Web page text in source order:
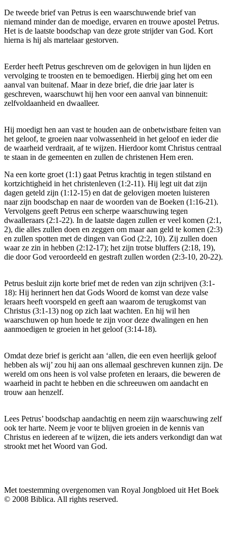
De tweede brief van Petrus is een waarschuwende brief van
niemand minder dan de moedige, ervaren en trouwe apostel Petrus.
Het is de laatste boodschap van deze grote strijder van God. Kort
hierna is hij als martelaar gestorven.
Eerder heeft Petrus geschreven om de gelovigen in hun lijden en
vervolging te troosten en te bemoedigen. Hierbij ging het om een
aanval van buitenaf. Maar in deze brief, die drie jaar later is
geschreven, waarschuwt hij hen voor een aanval van binnenuit:
zelfvoldaanheid en dwaalleer.
Hij moedigt hen aan vast te houden aan de onbetwistbare feiten van
het geloof, te groeien naar volwassenheid in het geloof en ieder die
de waarheid verdraait, af te wijzen. Hierdoor komt Christus centraal
te staan in de gemeenten en zullen de christenen Hem eren.
Na een korte groet (1:1) gaat Petrus krachtig in tegen stilstand en
kortzichtigheid in het christenleven (1:2-11). Hij legt uit dat zijn
dagen geteld zijn (1:12-15) en dat de gelovigen moeten luisteren
naar zijn boodschap en naar de woorden van de Boeken (1:16-21).
Vervolgens geeft Petrus een scherpe waarschuwing tegen
dwaalleraars (2:1-22). In de laatste dagen zullen er veel komen (2:1,
2), die alles zullen doen en zeggen om maar aan geld te komen (2:3)
en zullen spotten met de dingen van God (2:2, 10). Zij zullen doen
waar ze zin in hebben (2:12-17); het zijn trotse bluffers (2:18, 19),
die door God veroordeeld en gestraft zullen worden (2:3-10, 20-22).
Petrus besluit zijn korte brief met de reden van zijn schrijven (3:1-
18): Hij herinnert hen dat Gods Woord de komst van deze valse
leraars heeft voorspeld en geeft aan waarom de terugkomst van
Christus (3:1-13) nog op zich laat wachten. En hij wil hen
waarschuwen op hun hoede te zijn voor deze dwalingen en hen
aanmoedigen te groeien in het geloof (3:14-18).
Omdat deze brief is gericht aan ‘allen, die een even heerlijk geloof
hebben als wij’ zou hij aan ons allemaal geschreven kunnen zijn. De
wereld om ons heen is vol valse profeten en leraars, die beweren de
waarheid in pacht te hebben en die schreeuwen om aandacht en
trouw aan henzelf.
Lees Petrus’ boodschap aandachtig en neem zijn waarschuwing zelf
ook ter harte. Neem je voor te blijven groeien in de kennis van
Christus en iedereen af te wijzen, die iets anders verkondigt dan wat
strookt met het Woord van God.
Met toestemming overgenomen van Royal Jongbloed uit Het Boek
© 2008 Biblica. All rights reserved.